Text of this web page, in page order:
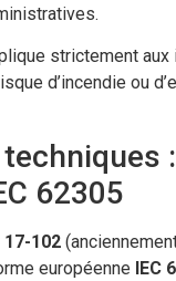
strictement
d’incendie ou
62305
17-102
européenne
IEC